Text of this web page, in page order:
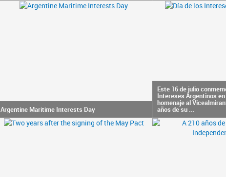
Argentine Maritime Interests Day
Este 16 de julio
Intereses Argentinos
homenaje al
años de su ...